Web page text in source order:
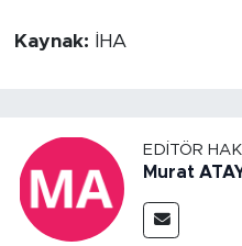
Kaynak: İHA
EDITÖR
Murat